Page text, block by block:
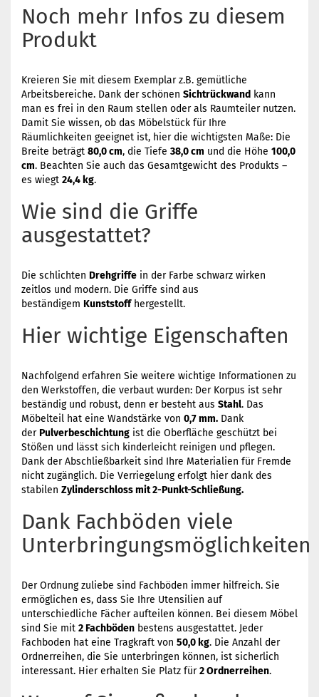
Noch mehr Infos zu diesem
Produkt
Kreieren Sie mit diesem Exemplar z.B. gemütliche
Arbeitsbereiche. Dank der schönen Sichtrückwand kann
man es frei in den Raum stellen oder als Raumteiler nutzen.
Damit Sie wissen, ob das Möbelstück für Ihre
Räumlichkeiten geeignet ist, hier die wichtigsten Maße: Die
Breite beträgt 80,0 cm, die Tiefe 38,0 cm und die Höhe 100,0
cm. Beachten Sie auch das Gesamtgewicht des Produkts –
es wiegt 24,4 kg.
Wie sind die Griffe
ausgestattet?
Die schlichten Drehgriffe in der Farbe schwarz wirken
zeitlos und modern. Die Griffe sind aus
beständigem Kunststoffhergestellt.
Hier wichtige Eigenschaften
Nachfolgend erfahren Sie weitere wichtige Informationen zu
den Werkstoffen, die verbaut wurden: Der Korpus ist sehr
beständig und robust, denn er besteht aus Stahl. Das
Möbelteil hat eine Wandstärke von 0,7 mm. Dank
derPulverbeschichtung ist die Oberfläche geschützt bei
Stößen und lässt sich kinderleicht reinigen und pflegen.
Dank der Abschließbarkeit sind Ihre Materialien für Fremde
nicht zugänglich. Die Verriegelung erfolgt hier dank des
stabilen Zylinderschloss mit 2-Punkt-Schließung.
Dank Fachböden viele
Unterbringungsmöglichkeiten
Der Ordnung zuliebe sind Fachböden immer hilfreich. Sie
ermöglichen es, dass Sie Ihre Utensilien auf
unterschiedliche Fächer aufteilen können. Bei diesem Möbel
sind Sie mit 2 Fachböden bestens ausgestattet. Jeder
Fachboden hat eine Tragkraft von 50,0 kg. Die Anzahl der
Ordnerreihen, die Sie unterbringen können, ist sicherlich
interessant. Hier erhalten Sie Platz für2 Ordnerreihen.